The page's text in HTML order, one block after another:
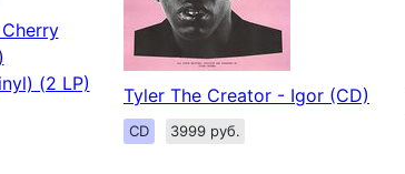
(2 LP)
Tyler The Creator - Igor (CD)
CD 3999 руб.